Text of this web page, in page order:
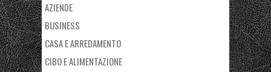
AZIENDE
BUSINESS
CASA E ARREDAMENTO
CIBO E ALIMENTAZIONE